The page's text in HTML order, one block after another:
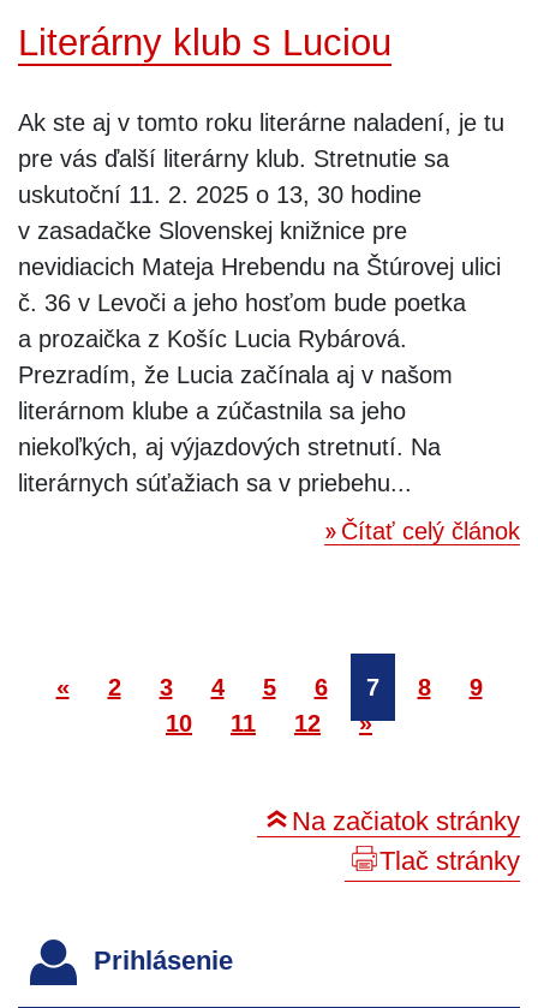
Literárny klub s Luciou
Ak ste aj v tomto roku literárne naladení, je tu
pre vás ďalší literárny klub. Stretnutie sa
uskutoční 11. 2. 2025 o 13, 30 hodine
v zasadačke Slovenskej knižnice pre
nevidiacich Mateja Hrebendu na Štúrovej ulici
č. 36 v Levoči a jeho hosťom bude poetka
a prozaička z Košíc Lucia Rybárová.
Prezradím, že Lucia začínala aj v našom
literárnom klube a zúčastnila sa jeho
niekoľkých, aj výjazdových stretnutí. Na
literárnych súťažiach sa v priebehu...
Čítať celý článok
« 2 3 4 5 6 7 8
9
10
11 12 »
Na začiatok stránky
Tlač stránky
Prihlásenie